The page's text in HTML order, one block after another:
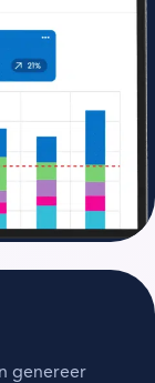
genereer